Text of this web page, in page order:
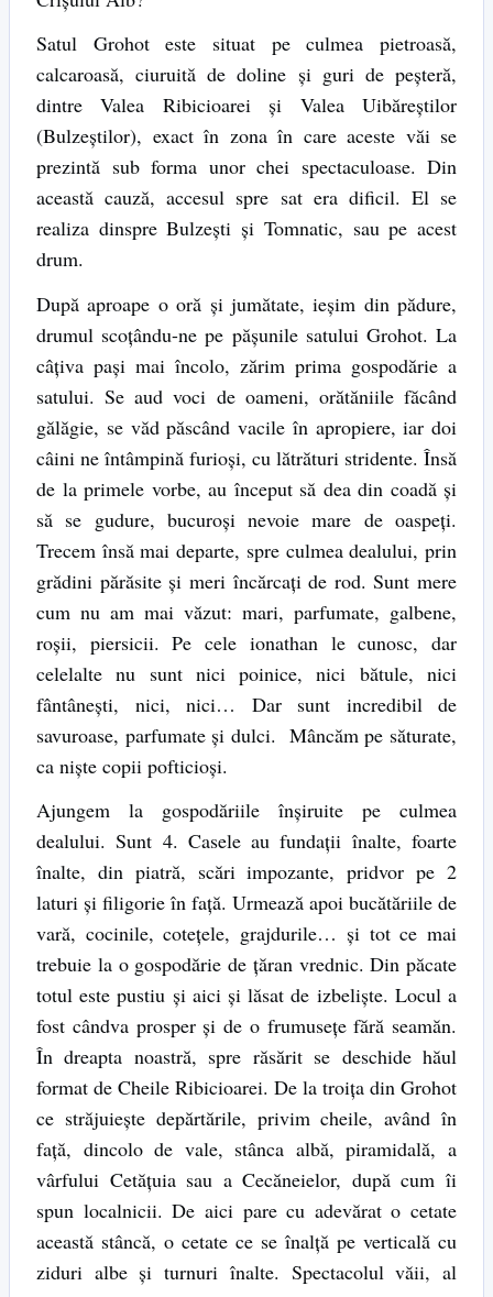
Satul Grohot este situat pe culmea pietroasă,
calcaroasă, ciuruită de doline şi guri de peşteră,
dintre Valea Ribicioarei şi Valea Uibăreştilor
(Bulzeştilor), exact în zona în care aceste văi se
prezintă sub forma unor chei spectaculoase. Din
această cauză, accesul spre sat era dificil. El se
realiza dinspre Bulzeşti şi Tomnatic, sau pe acest
drum.
După aproape o oră şi jumătate, ieşim din pădure,
drumul scoţându-ne pe păşunile satului Grohot. La
câţiva paşi mai încolo, zărim prima gospodărie a
satului. Se aud voci de oameni, orătăniile făcând
gălăgie, se văd păscând vacile în apropiere, iar doi
câini ne întâmpină furioşi, cu lătrături stridente. Însă
de la primele vorbe, au început să dea din coadă şi
să se gudure, bucuroşi nevoie mare de oaspeţi.
Trecem însă mai departe, spre culmea dealului, prin
grădini părăsite şi meri încărcaţi de rod. Sunt mere
cum nu am mai văzut: mari, parfumate, galbene,
roşii, piersicii. Pe cele ionathan le cunosc, dar
celelalte nu sunt nici poinice, nici bătule, nici
fântâneşti, nici, nici… Dar sunt incredibil de
savuroase, parfumate şi dulci. Mâncăm pe săturate,
ca nişte copii pofticioşi.
Ajungem la gospodăriile înşiruite pe culmea
dealului. Sunt 4. Casele au fundaţii înalte, foarte
înalte, din piatră, scări impozante, pridvor pe 2
laturi şi filigorie în faţă. Urmează apoi bucătăriile de
vară, cocinile, coteţele, grajdurile… şi tot ce mai
trebuie la o gospodărie de ţăran vrednic. Din păcate
totul este pustiu şi aici şi lăsat de izbelişte. Locul a
fost cândva prosper şi de o frumuseţe fără seamăn.
În dreapta noastră, spre răsărit se deschide hăul
format de Cheile Ribicioarei. De la troiţa din Grohot
ce străjuieşte depărtările, privim cheile, având în
faţă, dincolo de vale, stânca albă, piramidală, a
vârfului Cetăţuia sau a Cecăneielor, după cum îi
spun localnicii. De aici pare cu adevărat o cetate
această stâncă, o cetate ce se înalţă pe verticală cu
ziduri albe şi turnuri înalte. Spectacolul văii, al